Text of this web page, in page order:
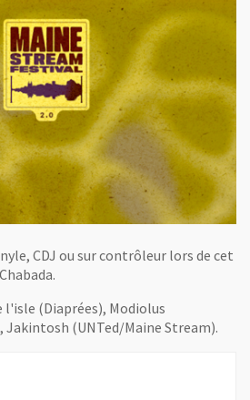
CDJ ou sur contrôleur lors de cet
l'isle (Diaprées), Modiolus
Jakintosh (UNTed/Maine Stream).